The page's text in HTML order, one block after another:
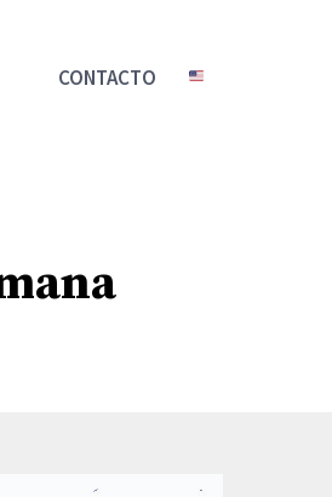
CONTACTO